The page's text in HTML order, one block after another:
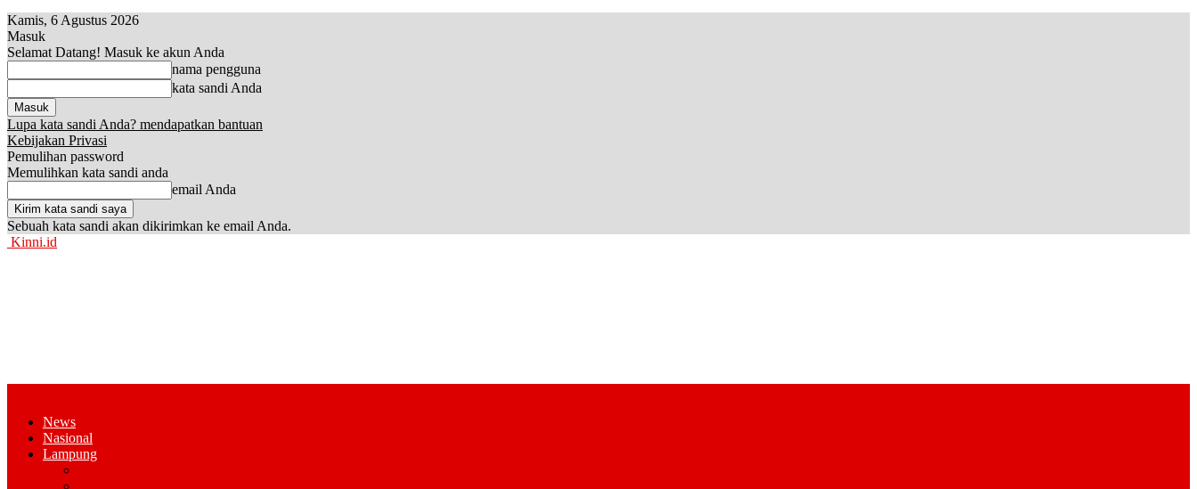
Kamis, 6 Agustus 2026
Masuk
Selamat Datang! Masuk ke akun Anda
nama pengguna
kata sandi Anda
Lupa kata sandi Anda? mendapatkan bantuan
Kebijakan Privasi
Pemulihan password
Memulihkan kata sandi anda
email Anda
Sebuah kata sandi akan dikirimkan ke email Anda.
Kinni.id
News
Nasional
Lampung